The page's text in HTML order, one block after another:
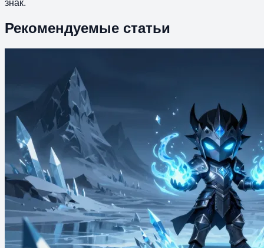
знак.
Рекомендуемые статьи